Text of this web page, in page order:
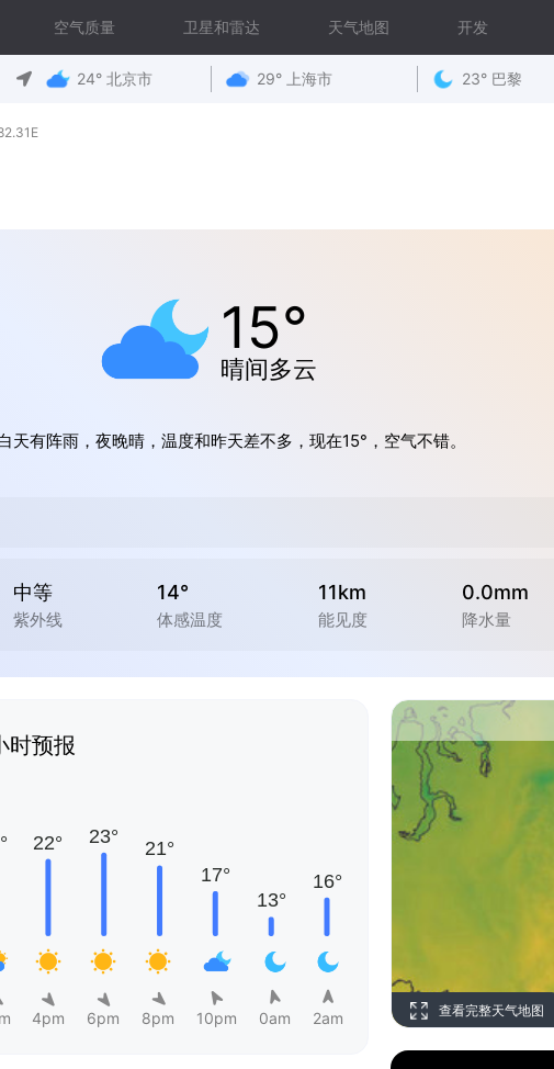
空气质量 卫星和雷达 天气地图 开发
24° 北京市 29° 上海市 23° 巴黎
15°
晴间多云
天有阵雨，夜晚晴，温度和昨天差不多，现在15°，空气不错。
中等
紫外线
14°
体感温度
11km
能见度
0.0mm
降水量
时预报
4pm 6pm 8pm 10pm 0am 2am 查看完整天气地图